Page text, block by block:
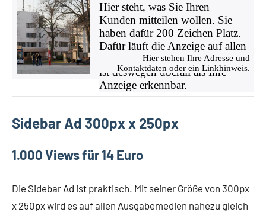
Hier steht, was Sie Ihren
Kunden mitteilen wollen. Sie
haben dafür 200 Zeichen Platz.
Dafür läuft die Anzeige auf allen
Ausgabegeräten gleich gut und
ist deswegen überall als Ihre
Anzeige erkennbar.
Hier stehen Ihre Adresse und
Kontaktdaten oder ein Linkhinweis.
Sidebar Ad 300px x 250px
1.000 Views für 14 Euro
Die Sidebar Ad ist praktisch. Mit seiner Größe von 300px
x 250px wird es auf allen Ausgabemedien nahezu gleich